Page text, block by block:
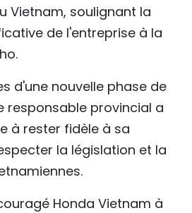
Vietnam, soulignant la
de l'entreprise à la
d'une nouvelle phase de
responsable provincial a
à rester fidèle à sa
la législation et la
Honda Vietnam à